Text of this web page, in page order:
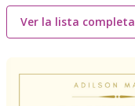
Ver la lista completa